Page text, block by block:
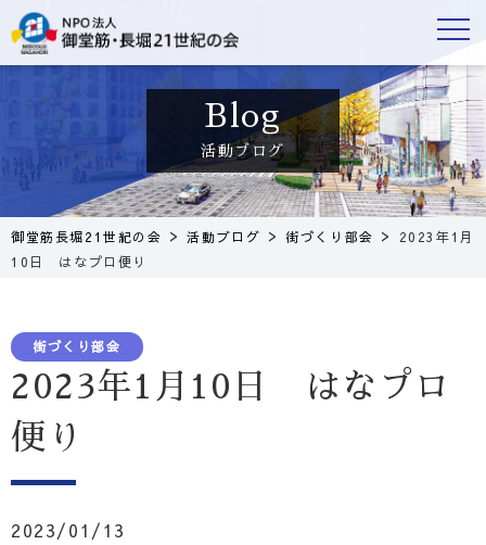
活動ブログ
御堂筋長堀21世紀の会 >活動ブログ >街づくり部会 >
2023年1月
10日 はなプロ便り
街づくり部会
2023年1月10日 はなプロ
便り
2023/01/13